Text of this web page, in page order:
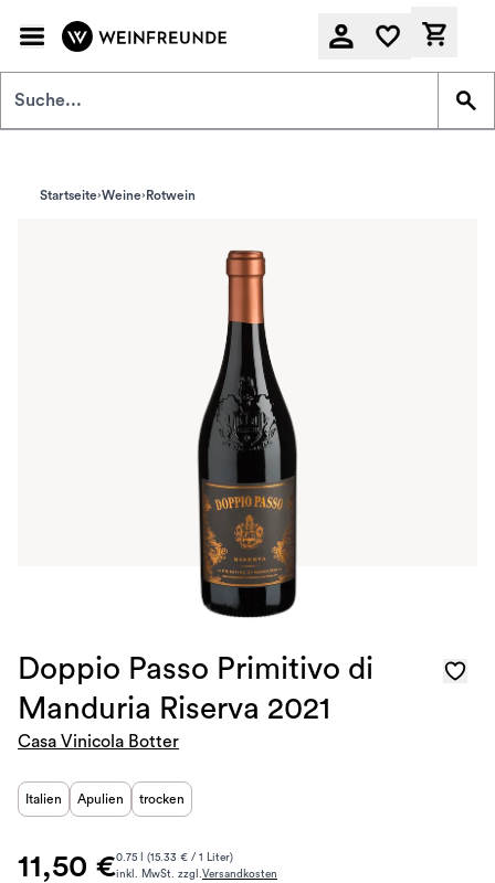
Startseite Weine Rotwein
Doppio Passo Primitivo di
Manduria Riserva 2021
Casa Vinicola Botter
Italien Apulien trocken
11,50 €0.75 l (15.33 € / 1 Liter)
inkl. MwSt. zzgl.Versandkosten